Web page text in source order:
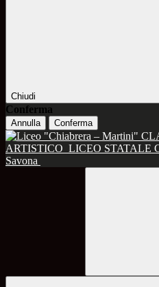
Chiudi
Conferma
Annulla Conferma
ARTISTICO LICEO STATALE
Savona